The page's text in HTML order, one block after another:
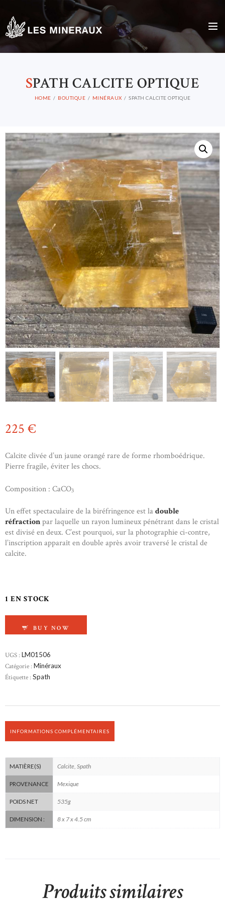
SPATH CALCITE OPTIQUE
HOME BOUTIQUE MINÉRAUX SPATH CALCITE OPTIQUE
225 €
Calcite clivée d’un jaune orangé rare de forme rhomboédrique.
Pierre fragile, éviter les chocs.
Composition : CaCO3
Un effet spectaculaire de la biréfringence est ladouble
réfractionpar laquelle un rayon lumineux pénétrant dans le cristal
est divisé en deux. C’est pourquoi, sur la photographie ci-contre,
l’inscription apparaît en double après avoir traversé le cristal de
calcite.
1 EN STOCK
BUY NOW
UGS : LM01506
Catégorie : Minéraux
Étiquette : Spath
INFORMATIONS COMPLÉMENTAIRES
MATIÈRE(S) Calcite, Spath
PROVENANCE Mexique
POIDS NET 535g
DIMENSION : 8 x 7 x 4.5 cm
Produits similaires